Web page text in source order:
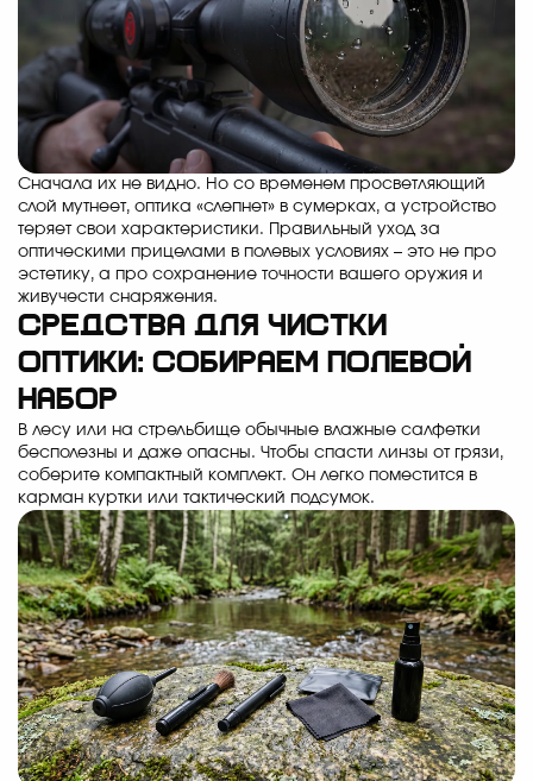
Сначала их не видно. Но со временем просветляющий
слой мутнеет, оптика «слепнет» в сумерках, а устройство
теряет свои характеристики. Правильный уход за
оптическими прицелами в полевых условиях – это не про
эстетику, а про сохранение точности вашего оружия и
живучести снаряжения.
Средства для чистки
оптики: собираем полевой
набор
В лесу или на стрельбище обычные влажные салфетки
бесполезны и даже опасны. Чтобы спасти линзы от грязи,
соберите компактный комплект. Он легко поместится в
карман куртки или тактический подсумок.